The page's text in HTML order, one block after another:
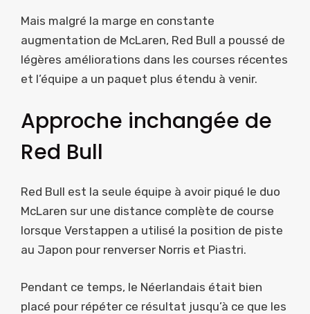
Mais malgré la marge en constante
augmentation de McLaren, Red Bull a poussé de
légères améliorations dans les courses récentes
et l’équipe a un paquet plus étendu à venir.
Approche inchangée de
Red Bull
Red Bull est la seule équipe à avoir piqué le duo
McLaren sur une distance complète de course
lorsque Verstappen a utilisé la position de piste
au Japon pour renverser Norris et Piastri.
Pendant ce temps, le Néerlandais était bien
placé pour répéter ce résultat jusqu’à ce que les